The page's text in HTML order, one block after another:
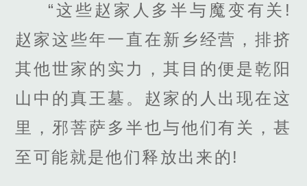
“这些赵家人多半与魔变有关!
赵家这些年一直在新乡经营，排挤
其他世家的实力，其目的便是乾阳
山中的真王墓。赵家的人出现在这
里，邪菩萨多半也与他们有关，甚
至可能就是他们释放出来的!